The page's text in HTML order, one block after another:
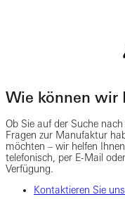
Wie können wir
Ob Sie auf der Suche
Fragen zur Manufaktur
möchten – wir helfen
telefonisch, per E-Mail
Verfügung.
Kontaktieren Sie